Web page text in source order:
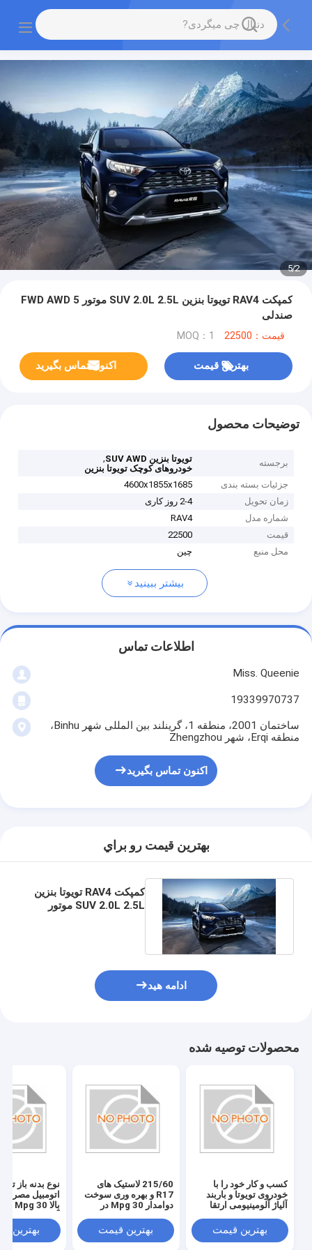
2
/
5
کمپکت RAV4 تویوتا بنزین SUV 2.0L 2.5L موتور FWD AWD 5
صندلی
قیمت：22500 MOQ：1
بهترین قیمت اکنون تماس بگیرید
توضیحات محصول
برجسته تویوتا بنزین SUV AWD
,
خودروهای کوچک تویوتا بنزین
جزئیات بسته بندی
4600x1855x1685
زمان تحویل
2-4 روز کاری
شماره مدل
RAV4
قیمت
22500
محل منبع
چین
بیشتر ببینید
اطلاعات تماس
Miss. Queenie
19339970737
ساختمان 2001، منطقه 1، گرینلند بین المللی شهر Binhu،
منطقه Erqi، شهر Zhengzhou
اکنون تماس بگیرید
بهترين قيمت رو براي
کمپکت RAV4 تویوتا بنزین
SUV 2.0L 2.5L موتور
ادامه هید
محصولات توصیه شده
کسب و کار خود را با
خودروی تویوتا و باربند
آلیاژ آلومینیومی ارتقا
بهترین قیمت
215/60 لاستیک های
R17 و بهره وری سوخت
دوامدار 30 Mpg در
Tayotaبهترین قیمت
نوع بدنه باز
اتومبیل
وسایل نقلیه و
بهترین